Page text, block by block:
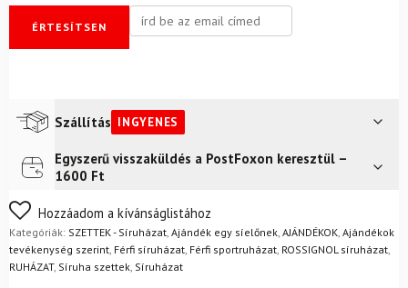
ÉRTESÍTSEN
Szállítás INGYENES
Futár a címreIngyenes
FoxPost
Egyszerű visszaküldés a PostFoxon keresztül –
1600 Ft
Nem biztos a választásában? Semmi gond – a terméket
egyszerűen visszaküldheti 14 napon belül, indoklás nélkül.
Mik a visszaküldés feltételei?
Hozzáadom a kívánságlistához
Kategóriák: SZETTEK - Síruházat, Ajándék egy síelőnek, AJÁNDÉKOK, Ajándékok
tevékenység szerint, Férfi síruházat, Férfi sportruházat, ROSSIGNOL síruházat,
RUHÁZAT, Síruha szettek, Síruházat